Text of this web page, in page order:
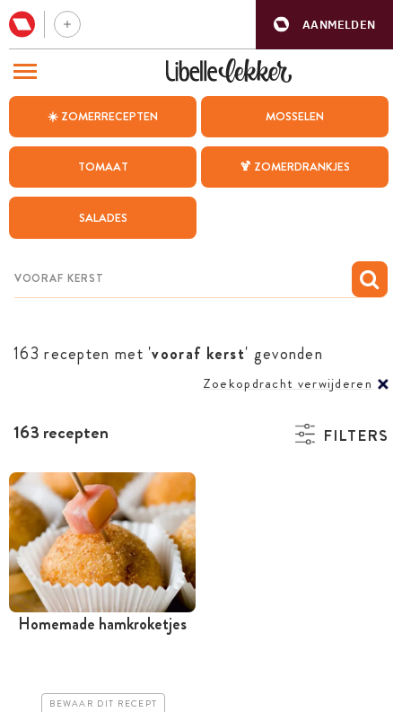
AANMELDEN
☀️ ZOMERRECEPTEN MOSSELEN
TOMAAT 🍹 ZOMERDRANKJES
SALADES
163 recepten met 'vooraf kerst' gevonden
Zoekopdracht verwijderen
163 recepten FILTERS
Homemade hamkroketjes
BEWAAR DIT RECEPT
BEZOEK ONZE ANDERE WEBSITES
WEEKMENU
CHAT MET MAIA
MIJN BEWAARDE RECEPTEN